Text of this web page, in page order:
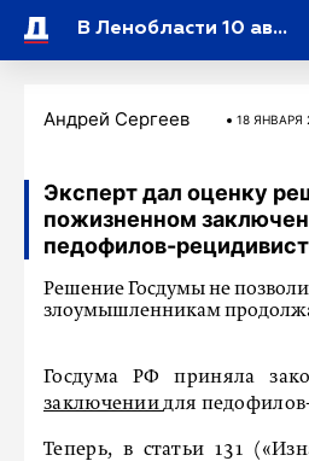
В Ленобласти 10 августа воздух прогреется до +26 градусов
Андрей Сергеев 18 ЯНВАРЯ
Эксперт дал оценку
пожизненном
педофилов-
Решение Госдумы не
злоумышленникам
Госдума РФ приняла
заключениидля
Теперь, в статьи 131